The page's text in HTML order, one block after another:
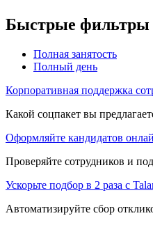
Быстрые фильтры
Полная занятость
Полный день
Корпоративная поддержка
Какой соцпакет вы
Оформляйте кандидатов
Проверяйте сотрудников и
Ускорьте подбор в 2 раза с
Автоматизируйте сбор